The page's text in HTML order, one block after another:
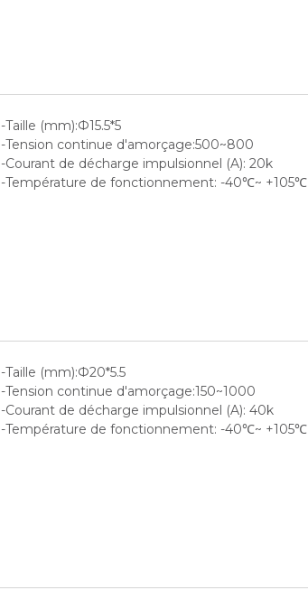
-Taille (mm):Ф15.5*5
-Tension continue d'amorçage:500~800
-Courant de décharge impulsionnel (A): 20k
-Température de fonctionnement: -40℃~ +105℃
-Taille (mm):Ф20*5.5
-Tension continue d'amorçage:150~1000
-Courant de décharge impulsionnel (A): 40k
-Température de fonctionnement: -40℃~ +105℃